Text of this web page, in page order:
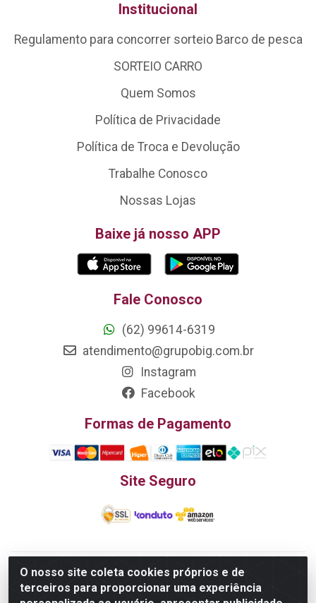
O nosso site coleta cookies próprios e de
terceiros para proporcionar uma experiência
Institucional
Regulamento para concorrer sorteio Barco de pesca
SORTEIO CARRO
Quem Somos
Política de Privacidade
Política de Troca e Devolução
Trabalhe Conosco
Nossas Lojas
Baixe já nosso APP
Fale Conosco
(62) 99614-6319
atendimento@grupobig.com.br
Instagram
Facebook
Formas de Pagamento
Site Seguro
Edn Utilidades Domésticas Importação e Exportação LTDA - R.
Edmundo Pinto da Cunha, LT APM 06, N 133 - Res. Luiza